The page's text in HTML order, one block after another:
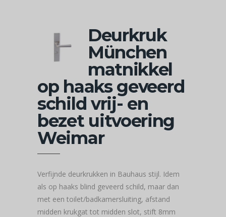
Deurkruk
München
matnikkel
op haaks geveerd
schild vrij- en
bezet uitvoering
Weimar
Verfijnde deurkrukken in Bauhaus stijl. Idem
als op haaks blind geveerd schild, maar dan
met een toilet/badkamersluiting, afstand
midden krukgat tot midden slot, stift 8mm